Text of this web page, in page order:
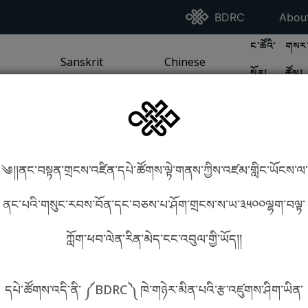
Go To BDRC
BDRC Go
/ SEA TRADITIONPAGE
GO TOSANSKRIT TRADITION
Sanskrit
GO TOCHINESE TRADITION
Chinese
GO TO
ང་ཚོའི་
སྐོར།
GO
ཚོལ།
༄།།ནང་བསྟན་གྲངས་འཛིན་དཔེ་ཚོགས་ལྟེ་གནས་ཀྱིས་འཛམ་གླིང་ཡོངས་ལ་
ནང་པའི་གསུང་རབས་བོན་དང་བཅས་པ་ཤོག་གྲངས་ས་ཡ་༣༥༠༠ལྷག་བལྟ་
ཀློག་ཕབ་ལེན་རིན་མེད་ངང་འབུལ་གྱི་ཡོད།།
དཔེ་ཚོགས་འདི་ནི་ ༼BDRC༽ ཁེ་གཉེར་མིན་པའི་རྩ་འཛུགས་ཤིག་ཡིན་
phonetics! How to find things?